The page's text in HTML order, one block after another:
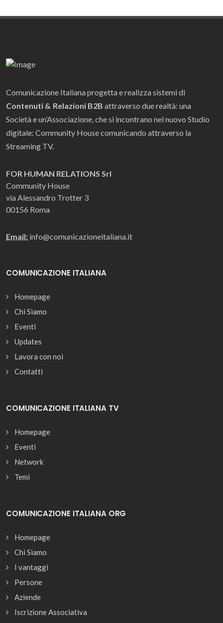
Comunicazione Italiana progetta e realizza sistemi di
Contenuti & Relazioni B2B attraverso due realtà: una
Società e un’Associazione, che si incontrano nel nuovo Studio
digitale: Community House comunicando attraverso la
Streaming TV.
FOR HUMAN RELATIONS Srl
Community House
via Alessandro Trotter 3
00156 Roma
Email: info@comunicazioneitaliana.it
COMUNICAZIONE ITALIANA
Homepage
Chi Siamo
Eventi
Updates
Lavora con noi
Contatti
COMUNICAZIONE ITALIANA TV
Homepage
Eventi
Network
Temi
COMUNICAZIONE ITALIANA ORG
Homepage
Chi Siamo
I vantaggi
Persone
Aziende
Iscrizione Associativa